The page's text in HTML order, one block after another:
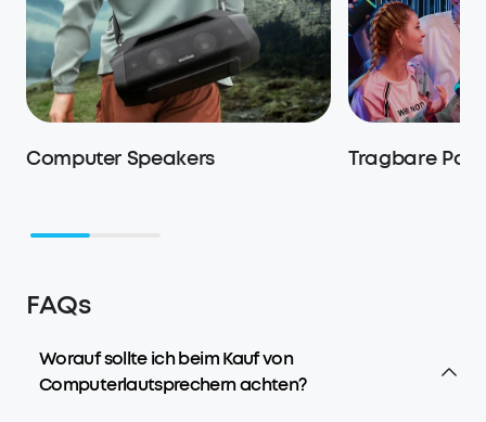
Computer Speakers Tragbare
FAQs
Worauf sollte ich beim Kauf von
Computerlautsprechern achten?